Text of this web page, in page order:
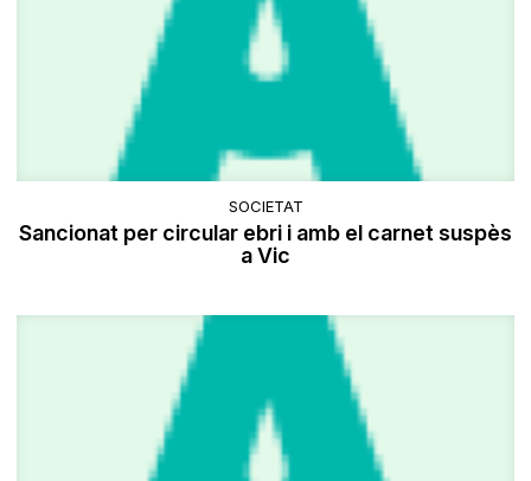
SOCIETAT
Sancionat per circular ebri i amb el carnet suspès
a Vic